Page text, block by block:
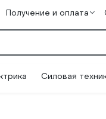
Получение и оплата
Силовая